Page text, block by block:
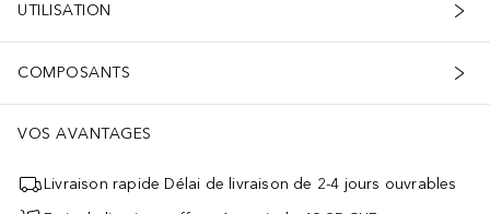
UTILISATION
COMPOSANTS
VOS AVANTAGES
Livraison rapide Délai de livraison de 2-4 jours ouvrables